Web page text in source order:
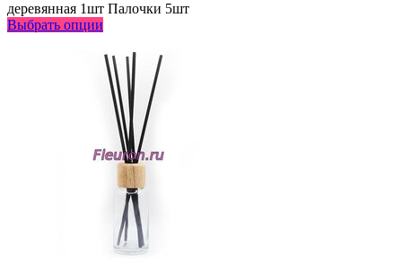
деревянная 1шт Палочки 5шт
Выбрать опции